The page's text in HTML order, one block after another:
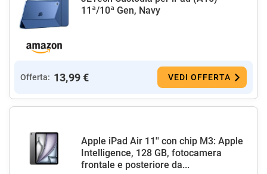
11ª/10ª Gen, Navy
Offerta: 13,99 € VEDI OFFERTA
Apple iPad Air 11'' con chip M3: Apple
Intelligence, 128 GB, fotocamera
frontale e posteriore da...